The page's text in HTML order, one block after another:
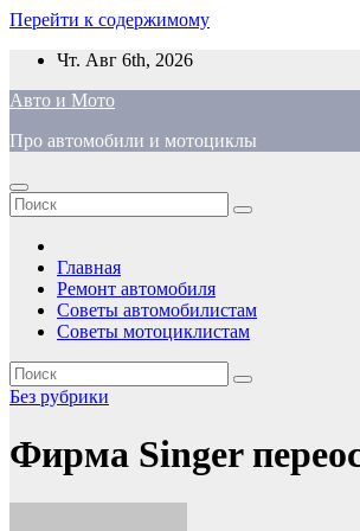
Перейти к содержимому
Чт. Авг 6th, 2026
Авто и Мото
Про автомобили и мотоциклы
Главная
Ремонт автомобиля
Советы автомобилистам
Советы мотоциклистам
Без рубрики
Фирма Singer